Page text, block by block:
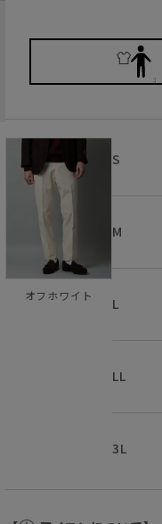
オフホワイト
S
M
L
LL
3L